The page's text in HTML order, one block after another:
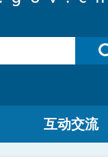
互动交流